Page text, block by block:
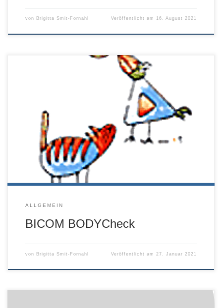
von Brigitta Smit-Fornahl Veröffentlicht am 16. August 2021
Bei unklaren Krankheitsbildern, chronischen oder als
unheilbar titulierten Erkrankungen kann der BICOM
BodyCheck Klarheit bringen. HighTech trifft Energetik – ein
nicht-lineares Programm analysiert unerkannte Belastungen
im Körper auf Zellebene und deren Ursache und macht
eine neue Herangehensweise möglich. So kann diese
innovative Methode helfen, selbst langjährige Probleme in
den Griff […]
ALLGEMEIN
BICOM BODYCheck
von Brigitta Smit-Fornahl Veröffentlicht am 27. Januar 2021